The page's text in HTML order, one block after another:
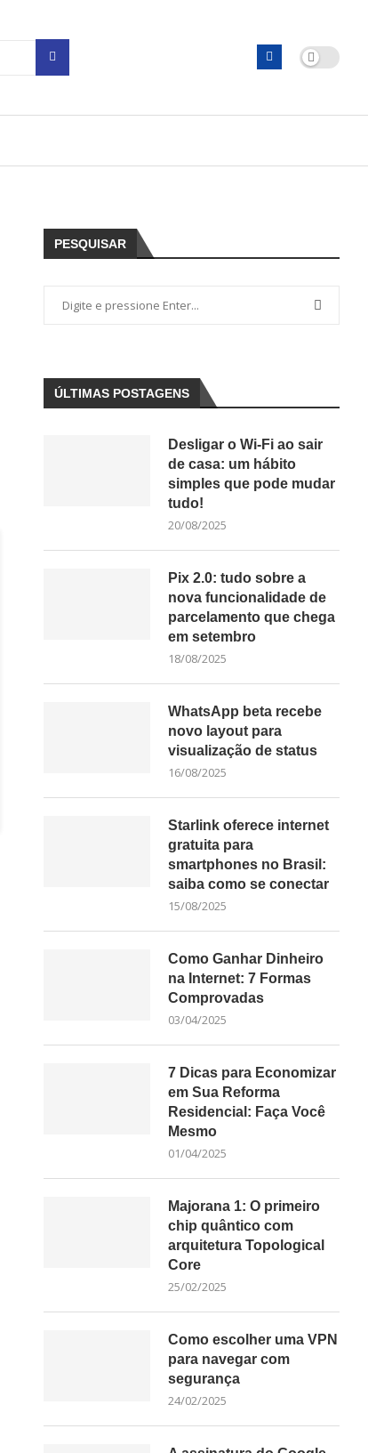
PESQUISAR
ÚLTIMAS POSTAGENS
Desligar o Wi-Fi ao sair
de casa: um hábito
simples que pode mudar
tudo!
20/08/2025
Pix 2.0: tudo sobre a
nova funcionalidade de
parcelamento que chega
em setembro
18/08/2025
WhatsApp beta recebe
novo layout para
visualização de status
16/08/2025
Starlink oferece internet
gratuita para
smartphones no Brasil:
saiba como se conectar
15/08/2025
Como Ganhar Dinheiro
na Internet: 7 Formas
Comprovadas
03/04/2025
7 Dicas para Economizar
em Sua Reforma
Residencial: Faça Você
Mesmo
01/04/2025
Majorana 1: O primeiro
chip quântico com
arquitetura Topological
Core
25/02/2025
Como escolher uma VPN
para navegar com
segurança
24/02/2025